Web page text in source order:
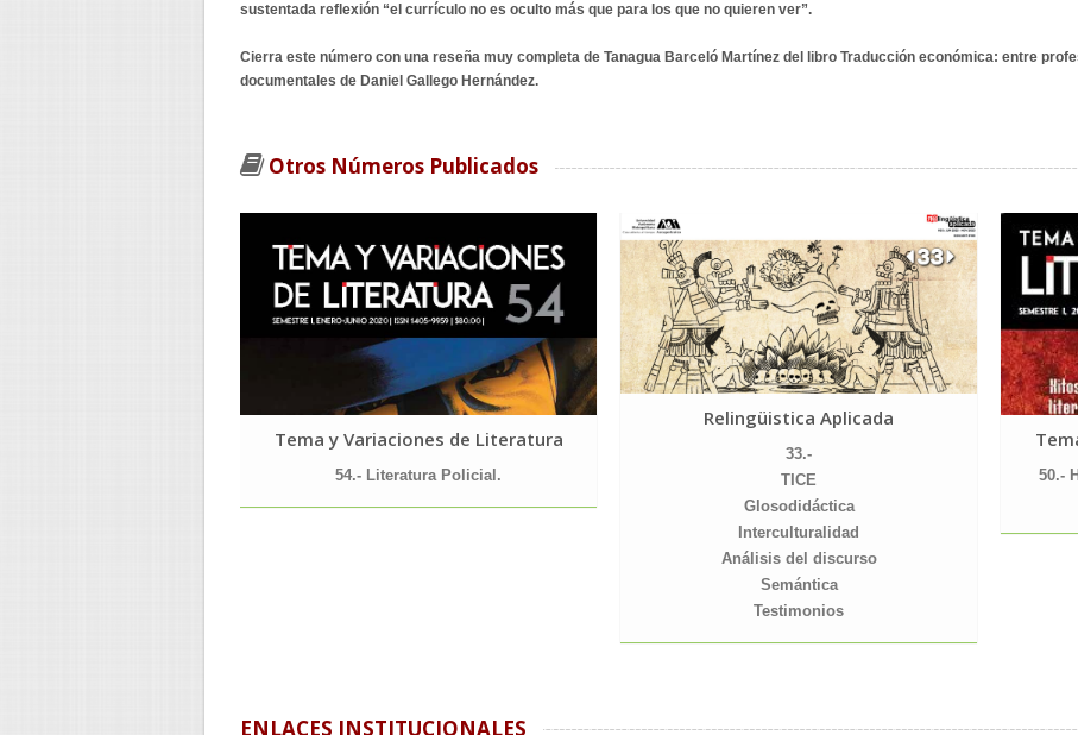
sustentada reflexión “el currículo no es oculto más que para los que no quieren ver”.
Cierra este número con una reseña muy completa de Tanagua Barceló Martínez del libro Traducción económica: entre
documentales de Daniel Gallego Hernández.
Otros Números Publicados
Tema y Variaciones de Literatura
54.- Literatura Policial.
Relingüistica Aplicada
33.-
TICE
Glosodidáctica
Interculturalidad
Análisis del discurso
Semántica
Testimonios
50.-
ENLACES INSTITUCIONALES